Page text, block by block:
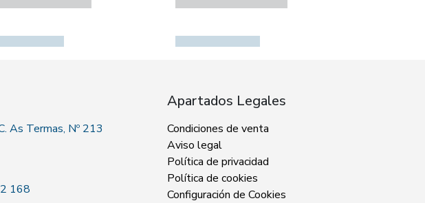
As Termas, Nº 213
168
Apartados Legales
Condiciones de venta
Aviso legal
Política de privacidad
Política de cookies
Configuración de Cookies